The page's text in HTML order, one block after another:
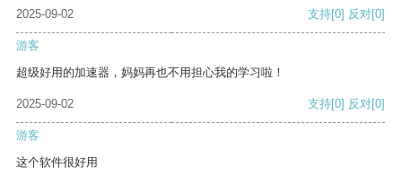
2025-09-02
支持[0] 反对[0]
游客
超级好用的加速器，妈妈再也不用担心我的学习啦！
2025-09-02 支持[0] 反对[0]
游客
这个软件很好用